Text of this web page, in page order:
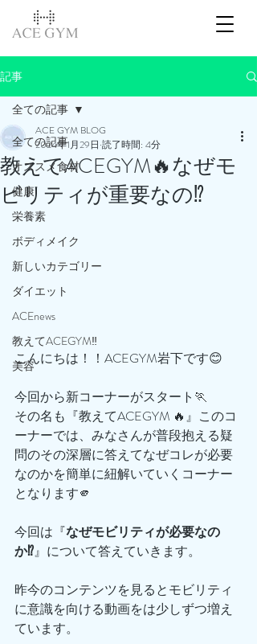
記事
全ての記事
オススメ食材
健康
栄養素
ボディメイク
新しいカテゴリー
ダイエット
ACEnews
教えてACEGYM‼️
美容
全ての記事
教えてACEGYM🔥なぜモ
ビリティが重要なの⁉️
ACE GYM BLOG
2024年1月29日 読了時間: 4分
こんにちは！！ACEGYM岩下です😊
今回から新コーナーがスタート🏃
その名も『教えてACEGYM 🔥』このコ
ーナーでは、みなさんが普段抱える疑
問のその深層に答えてなぜコレが必要
なのかを簡単に紐解いていくコーナー
となります🫵
今回は『なぜモビリティが必要なの
か⁉️』について答えていきます。
昨今のコンテンツを見るとモビリティ
に意識を向ける動画をは少しずつ増え
ています。